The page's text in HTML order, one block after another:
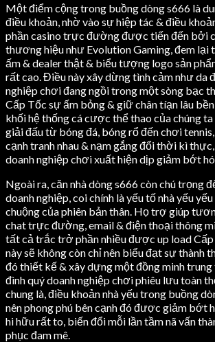
Một điểm cộng trong buồng dòng s666 là
điều khoản, nhờ vào sự hiệp tác & điều
phần casino trực đường được tiến đến bởi
thương hiệu như Evolution Gaming, đem
ấm & dealer thật & biểu tượng logo sản
rất cao. Điều này xây dừng tình cảm như da
nghiệp chơi đang ngồi trong một sòng bạc
Cấp Tốc sự ấm bỏng & giữ chân tíạn lâu
khối hệ thống cá cược thể thao của chúng
giải đấu từ bóng đá, bóng rổ đến chơi
cạnh tranh nhau & nạm gắng đổi thời kì
doanh nghiệp chơi xuất hiện dịp giảm bớt
Ngoài ra, căn nhà dòng s666 còn chú trọng
doanh nghiệp, coi chính là yếu tố nhà yếu
chuộng của phiên bản thân. Họ trợ giúp
chat trực đường, email & điện thoại thông
tất cả trắc trở phần nhiều được up load
này sẽ không còn chỉ nên biểu đạt sự thành
đó thiết kế & xây dựng một đồng minh trung
đình quý doanh nghiệp chơi phiêu lưu toàn
chung là, điều khoản nhà yếu trong buồng
nên phong phú bên cạnh đó được giảm bớt
hi hữu rất to, biến đổi mỗi lần tầm nã vấn
phục đam mê.